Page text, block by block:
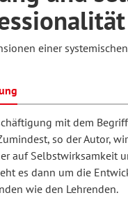
Schule und
Arbeit
und
einer
mit dem
so der Autor,
auf Selbstwirksamkeit
es dann um die
wie den Lehrenden.